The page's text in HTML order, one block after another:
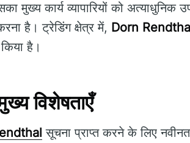
मुख्य कार्य व्यापारियों को
है। ट्रेडिंग क्षेत्र में, Dorn
है।
विशेषताएँ
सूचना प्राप्त करने के लिए